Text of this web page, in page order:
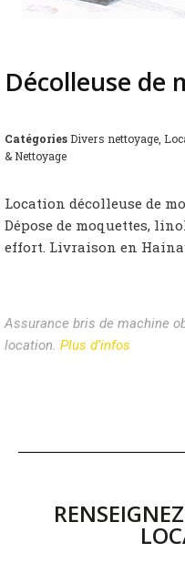
Décolleuse de
Catégories Divers nettoyage
& Nettoyage
Location décolleuse de
Dépose de moquettes,
effort. Livraison en
Assurance bris de machine
location. Plus d’infos